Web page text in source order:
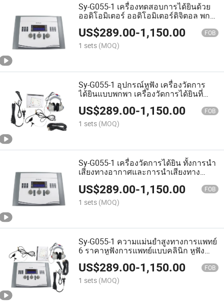
Sy-G055-1 เครื่องทดสอบการได้ยินด้วย
ออดิโอมิเตอร์ ออดิโอมิเตอร์ดิจิตอล พก
พาได้ สำหรับการวินิจฉัย
US$289.00-1,150.00 FOB
1 sets (MOQ)
Sy-G055-1 อุปกรณ์หูฟัง เครื่องวัดการ
ได้ยินแบบพกพา เครื่องวัดการได้ยินที่
ประหยัด
US$289.00-1,150.00 FOB
1 sets (MOQ)
Sy-G055-1 เครื่องวัดการได้ยิน ทั้งการนำ
เสียงทางอากาศและการนำเสียงทาง
US$289.00-1,150.00 FOB
1 sets (MOQ)
Sy-G055-1 ความแม่นยำสูงทางการแพทย์
6 ราคาหูฟังการแพทย์แบบคลินิก หูฟัง
การแพทย์แบบพกพา
US$289.00-1,150.00 FOB
1 sets (MOQ)